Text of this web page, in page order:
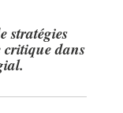
stratégies
critique dans